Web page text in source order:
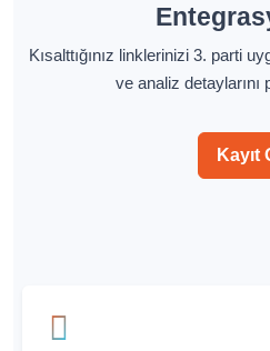
Kısalttığınız linklerinizi 3. parti
ve analiz detaylarını
Kayıt